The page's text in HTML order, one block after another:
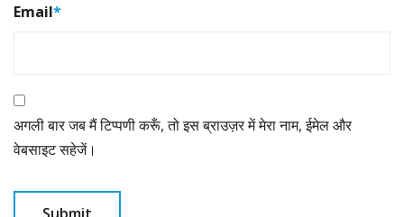
Email*
अगली बार जब मैं टिप्पणी करूँ, तो इस ब्राउज़र में मेरा नाम, ईमेल और
वेबसाइट सहेजें।